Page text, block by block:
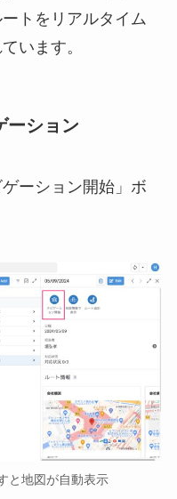
トをリアルタイム
います。
ーション
ーション開始」ボ
と地図が自動表示